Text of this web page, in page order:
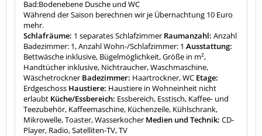
Bad:Bodenebene Dusche und WC
Während der Saison berechnen wir je Übernachtung 10 Euro
mehr.
Schlafräume: 1 separates Schlafzimmer Raumanzahl: Anzahl
Badezimmer: 1, Anzahl Wohn-/Schlafzimmer: 1 Ausstattung:
Bettwäsche inklusive, Bügelmöglichkeit, Größe in m²,
Handtücher inklusive, Nichtraucher, Waschmaschine,
Wäschetrockner Badezimmer: Haartrockner, WC Etage:
Erdgeschoss Haustiere: Haustiere in Wohneinheit nicht
erlaubt Küche/Essbereich: Essbereich, Esstisch, Kaffee- und
Teezubehör, Kaffeemaschine, Küchenzeile, Kühlschrank,
Mikrowelle, Toaster, Wasserkocher Medien und Technik: CD-
Player, Radio, Satelliten-TV, TV